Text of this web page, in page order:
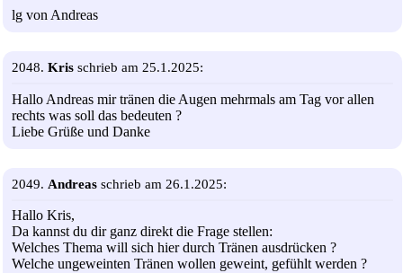
lg von Andreas
2048. Kris schrieb am 25.1.2025:
Hallo Andreas mir tränen die Augen mehrmals am Tag vor allen
rechts was soll das bedeuten ?
Liebe Grüße und Danke
2049. Andreas schrieb am 26.1.2025:
Hallo Kris,
Da kannst du dir ganz direkt die Frage stellen:
Welches Thema will sich hier durch Tränen ausdrücken ?
Welche ungeweinten Tränen wollen geweint, gefühlt werden ?